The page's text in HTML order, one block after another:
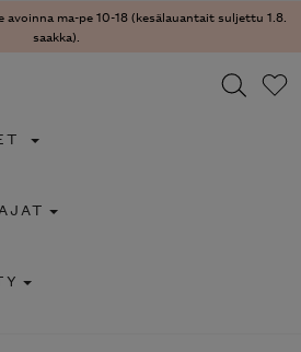
ma-pe 10-18 (kesälauantait suljettu 1.8.
saakka).
for results.